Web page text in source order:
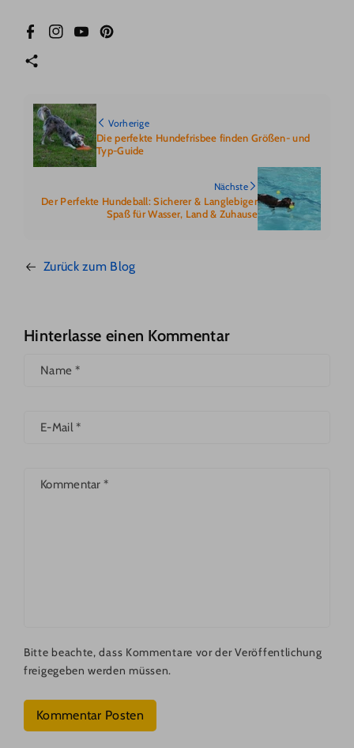
FacebookInstagram
YouTubePinterest
Vorherige
Die perfekte Hundefrisbee finden Größen- und
Typ-Guide
Nächste
Der Perfekte Hundeball: Sicherer & Langlebiger
Spaß für Wasser, Land & Zuhause
Zurück zum Blog
Hinterlasse einen Kommentar
Name *
E-Mail*
Kommentar*
Bitte beachte, dass Kommentare vor der Veröffentlichung
freigegeben werden müssen.
Kommentar Posten
F